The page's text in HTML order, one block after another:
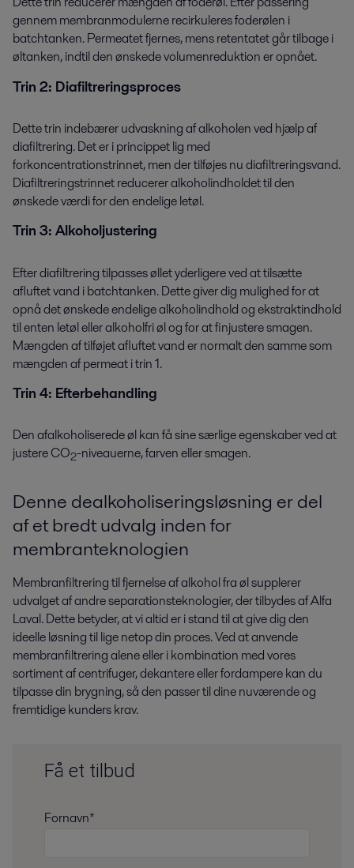
gennem membranmodulerne recirkuleres foderølen i
batchtanken. Permeatet fjernes, mens retentatet går tilbage i
øltanken, indtil den ønskede volumenreduktion er opnået.
Trin 2: Diafiltreringsproces
Dette trin indebærer udvaskning af alkoholen ved hjælp af
diafiltrering. Det er i princippet lig med
forkoncentrationstrinnet, men der tilføjes nu diafiltreringsvand.
Diafiltreringstrinnet reducerer alkoholindholdet til den
ønskede værdi for den endelige letøl.
Trin 3: Alkoholjustering
Efter diafiltrering tilpasses øllet yderligere ved at tilsætte
afluftet vand i batchtanken. Dette giver dig mulighed for at
opnå det ønskede endelige alkoholindhold og ekstraktindhold
til enten letøl eller alkoholfri øl og for at finjustere smagen.
Mængden af tilføjet ​​afluftet vand er normalt den samme som
mængden af ​​permeat i trin 1.
Trin 4: Efterbehandling
Den afalkoholiserede øl kan få sine særlige egenskaber ved at
justere CO2-niveauerne, farven eller smagen.
Denne dealkoholiseringsløsning er del
af et bredt udvalg inden for
membranteknologien
Membranfiltrering til fjernelse af alkohol fra øl supplerer
udvalget af ​​andre separationsteknologier, der tilbydes af Alfa
Laval. Dette betyder, at vi altid er i stand til at give dig den
ideelle løsning til lige netop din proces. Ved at anvende
membranfiltrering alene eller i kombination med vores
sortiment af centrifuger, dekantere eller fordampere kan du
tilpasse din brygning, så den passer til dine nuværende og
fremtidige kunders krav.
Få et tilbud
Fornavn*